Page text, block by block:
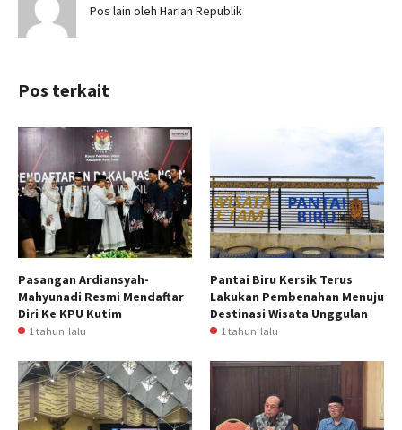
Pos lain oleh Harian Republik
Pos terkait
Pasangan Ardiansyah-
Mahyunadi Resmi Mendaftar
Diri Ke KPU Kutim
1 tahun lalu
Pantai Biru Kersik Terus
Lakukan Pembenahan Menuju
Destinasi Wisata Unggulan
1 tahun lalu